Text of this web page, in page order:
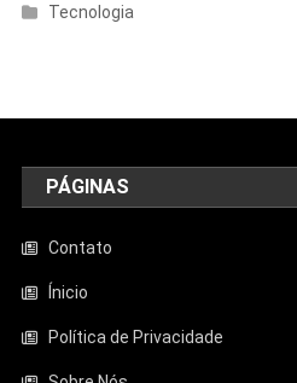
Tecnologia
PÁGINAS
Contato
Ínicio
Política de Privacidade